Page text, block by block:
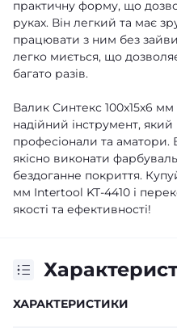
практичну форму, що
руках. Він легкий та має
працювати з ним без
легко миється, що
багато разів.
Валик Синтекс 100x15x6
надійний інструмент,
професіонали та
якісно виконати
бездоганне покриття.
мм Intertool KT-4410 і
якості та ефективності!
ХАРАКТЕРИСТИКИ